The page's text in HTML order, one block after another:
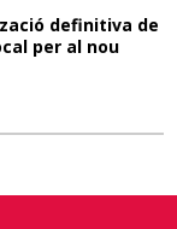
definitiva de
per al nou